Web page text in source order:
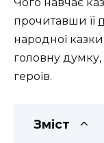
прочитавши її
народної
головну
героїв.
Зміст